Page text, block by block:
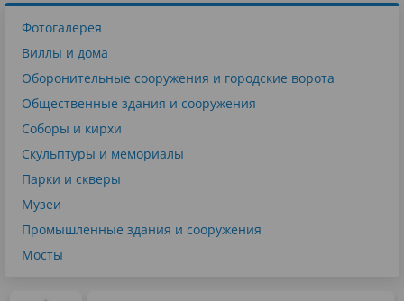
Фотогалерея
Виллы и дома
Оборонительные сооружения и городские ворота
Общественные здания и сооружения
Соборы и кирхи
Скульптуры и мемориалы
Парки и скверы
Музеи
Промышленные здания и сооружения
Мосты